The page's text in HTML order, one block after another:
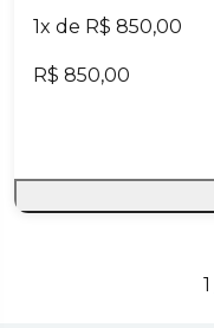
1x de R$ 850,00
R$ 850,00
1